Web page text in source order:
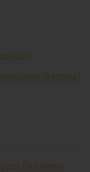
(узатиш)
(инглизча